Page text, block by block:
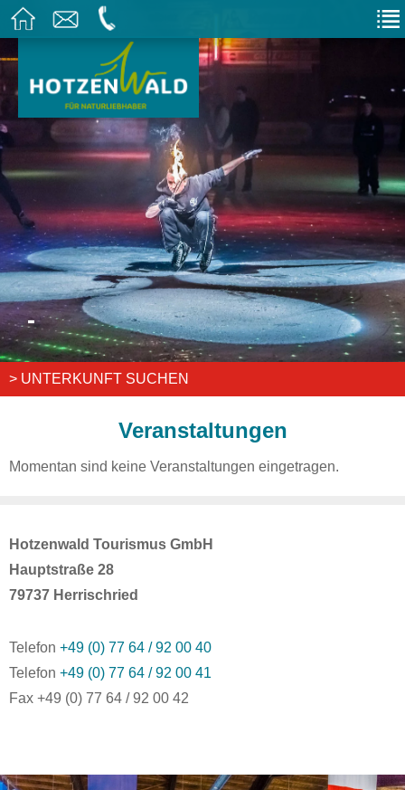
-
> UNTERKUNFT SUCHEN
Veranstaltungen
Momentan sind keine Veranstaltungen eingetragen.
Hotzenwald Tourismus GmbH
Hauptstraße 28
79737 Herrischried
Telefon +49 (0) 77 64 / 92 00 40
Telefon +49 (0) 77 64 / 92 00 41
Fax +49 (0) 77 64 / 92 00 42